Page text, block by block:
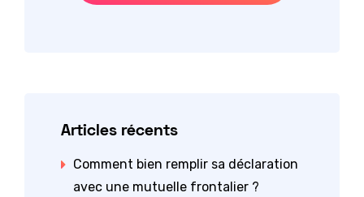
Articles récents
Comment bien remplir sa déclaration
avec une mutuelle frontalier ?